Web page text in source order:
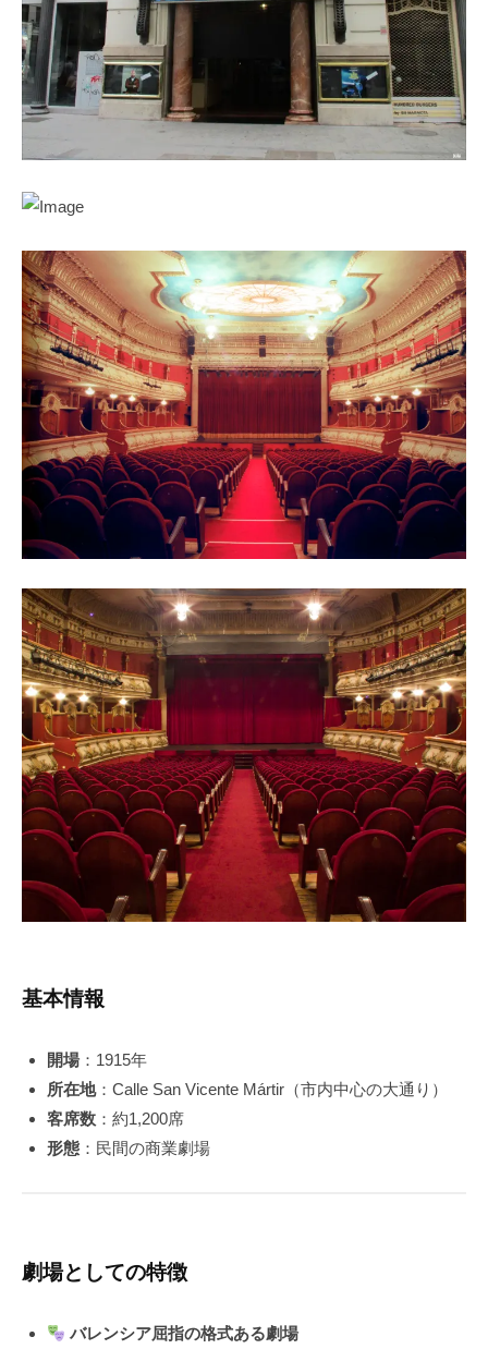
基本情報
開場：1915年
所在地：Calle San Vicente Mártir（市内中心の大通り）
客席数：約1,200席
形態：民間の商業劇場
劇場としての特徴
バレンシア屈指の格式ある劇場